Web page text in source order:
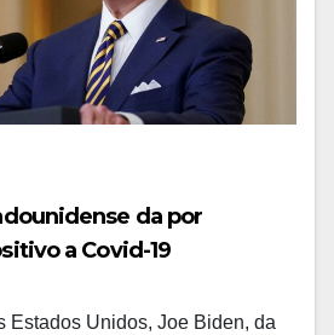
da por
a Covid-19
Estados Unidos, Joe Biden, da